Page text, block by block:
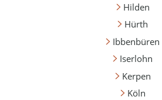
Hilden
Hürth
Ibbenbüren
Iserlohn
Kerpen
Köln